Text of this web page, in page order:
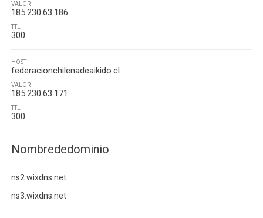
VALOR
185.230.63.186
TTL
300
HOST
federacionchilenadeaikido.cl
VALOR
185.230.63.171
TTL
300
Nombrededominio
ns2.wixdns.net
ns3.wixdns.net